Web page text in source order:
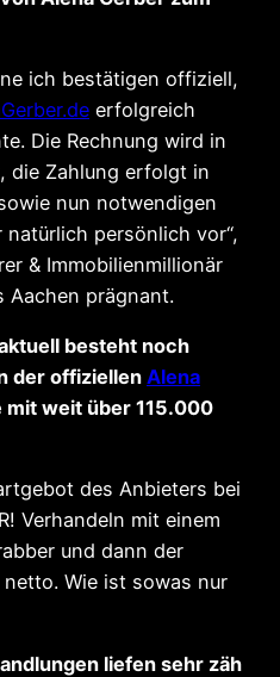
ich bestätigen offiziell,
erfolgreich
Die Rechnung wird in
die Zahlung erfolgt in
nun notwendigen
persönlich vor“,
& Immobilienmillionär
Aachen prägnant.
besteht noch
der offiziellen Alena
weit über 115.000
des Anbieters bei
Verhandeln mit einem
und dann der
Wie ist sowas nur
liefen sehr zäh